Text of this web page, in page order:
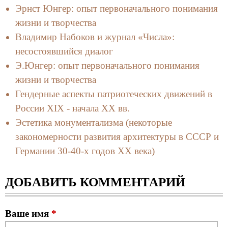
Эрнст Юнгер: опыт первоначального понимания
жизни и творчества
Владимир Набоков и журнал «Числа»:
несостоявшийся диалог
Э.Юнгер: опыт первоначального понимания
жизни и творчества
Гендерные аспекты патриотеческих движений в
России XIX - начала XX вв.
Эстетика монументализма (некоторые
закономерности развития архитектуры в СССР и
Германии 30-40-х годов XX века)
ДОБАВИТЬ КОММЕНТАРИЙ
Ваше имя *